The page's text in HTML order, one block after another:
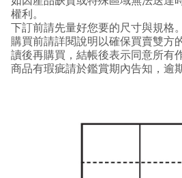
權利。
下訂前請先量好您要的尺寸與規格。
購買前請詳閱說明以確保買賣雙方
讀後再購買，結帳後表示同意所有
商品有瑕疵請於鑑賞期內告知，逾